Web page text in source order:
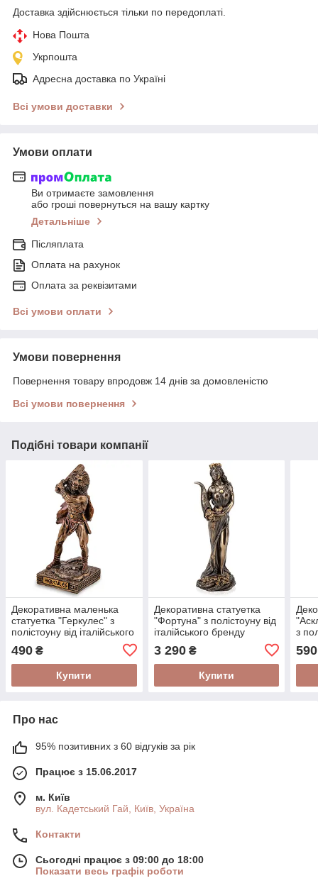
Доставка здійснюється тільки по передоплаті.
Нова Пошта
Укрпошта
Адресна доставка по Україні
Всі умови доставки
Умови оплати
Ви отримаєте замовлення
або гроші повернуться на вашу картку
Детальніше
Післяплата
Оплата на рахунок
Оплата за реквізитами
Всі умови оплати
Умови повернення
Повернення товару впродовж 14 днів за домовленістю
Всі умови повернення
Подібні товари компанії
Декоративна маленька
статуетка "Геркулес" з
полістоуну від італійського
бренду Veronese висота 9
см
490 ₴
Купити
Декоративна статуетка
"Фортуна" з полістоуну від
італійського бренду
3 290₴
Купити
з
590
Про нас
95% позитивних з 60 відгуків за рік
Працює з 15.06.2017
м. Київ
вул. Кадетський Гай, Київ, Україна
Контакти
Сьогодні працює з 09:00 до 18:00
Показати весь графік роботи